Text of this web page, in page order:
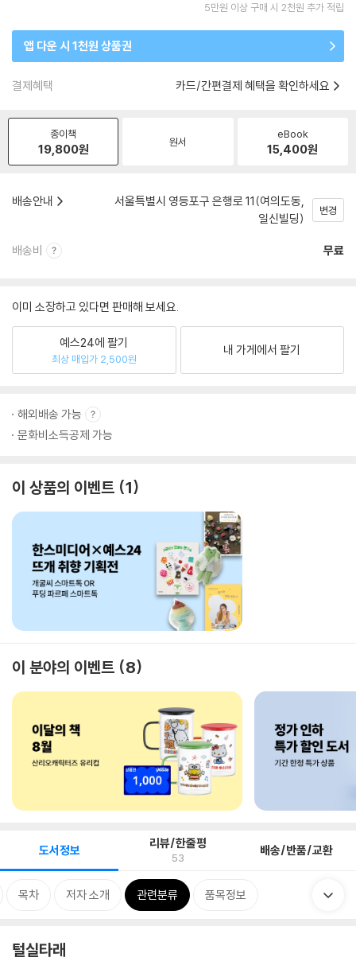
5만원 이상 구매 시 2천원 추가 적립
앱 다운 시 1천원 상품권
결제혜택 카드/간편결제 혜택을 확인하세요
종이책
19,800원 원서
eBook
15,400원
배송안내
서울특별시 영등포구 은행로 11(여의도동,
일신빌딩)
변경
배송비 무료
이미 소장하고 있다면 판매해 보세요.
예스24에 팔기
최상 매입가 2,500원
내 가게에서 팔기
해외배송 가능
문화비소득공제 가능
이 상품의 이벤트 1
이 분야의 이벤트 8
도서정보 리뷰/한줄평
53 배송/반품/교환
목차 저자 소개 관련분류 품목정보
털실타래